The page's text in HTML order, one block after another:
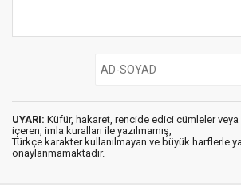
UYARI: Küfür, hakaret, rencide edici cümleler veya
içeren, imla kuralları ile yazılmamış,
Türkçe karakter kullanılmayan ve büyük harflerle
onaylanmamaktadır.